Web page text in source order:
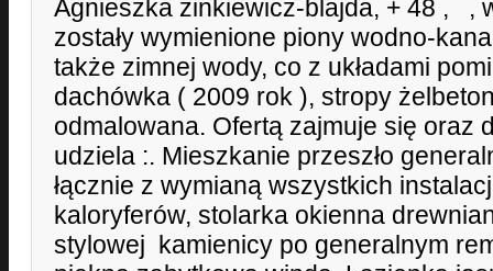
Agnieszka zinkiewicz-blajda, + 48 , ,
zostały wymienione piony wodno-
także zimnej wody, co z układami
dachówka ( 2009 rok ), stropy
odmalowana. Ofertą zajmuje się oraz
udziela :. Mieszkanie przeszło
łącznie z wymianą wszystkich
kaloryferów, stolarka okienna
stylowej kamienicy po generalnym